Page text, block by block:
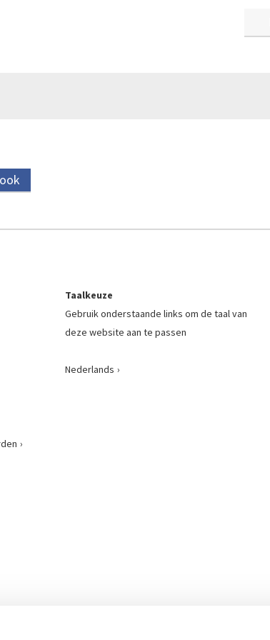
Taalkeuze
Gebruik onderstaande links om de taal van
deze website aan te passen
Nederlands